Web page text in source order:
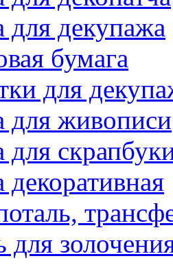
для декупажа
бумага
для
для живописи
для
декоративная
для